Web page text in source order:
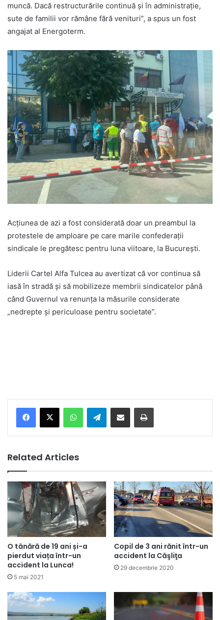
muncă. Dacă restructurările continuă și în administrație,
sute de familii vor rămâne fără venituri”, a spus un fost
angajat al Energoterm.
Acțiunea de azi a fost considerată doar un preambul la
protestele de amploare pe care marile confederații
sindicale le pregătesc pentru luna viitoare, la București.
Liderii Cartel Alfa Tulcea au avertizat că vor continua să
iasă în stradă și să mobilizeze membrii sindicatelor până
când Guvernul va renunța la măsurile considerate
„nedrepte și periculoase pentru societate”.
Telegram
Related Articles
O tânără de 19 ani și-a
pierdut viața într-un
accident la Lunca!
5 mai 2021
Copil de 3 ani rănit într-un
accident la Câşliţa
29 decembrie 2020